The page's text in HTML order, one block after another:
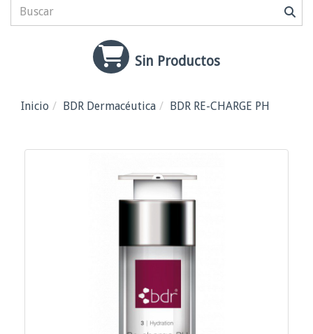
Sin Productos
Inicio BDR Dermacéutica BDR RE-CHARGE PH